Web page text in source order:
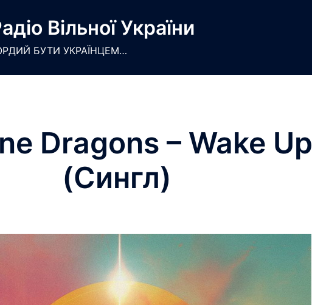
Вільної України
БУТИ УКРАЇНЦЕМ…
Dragons – Wake Up
(Сингл)